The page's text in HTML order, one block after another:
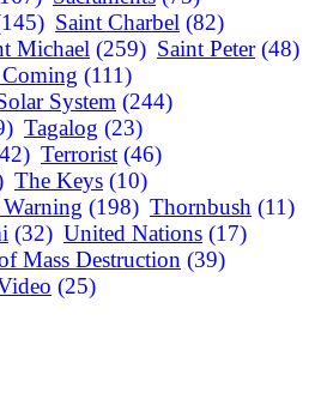
Saint Charbel (82)
Michael (259) Saint Peter (48)
(111)
System (244)
Tagalog (23)
Terrorist (46)
The Keys (10)
(198) Thornbush (11)
(32) United Nations (17)
Mass Destruction (39)
(25)